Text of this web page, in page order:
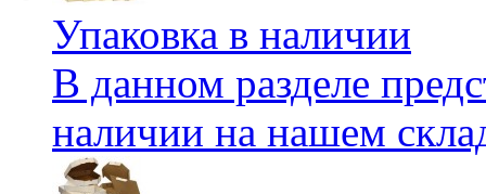
Упаковка в наличии
В данном разделе
наличии на нашем